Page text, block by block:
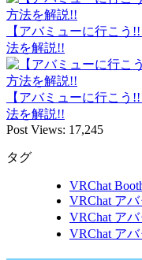
【アバミューに行こう
法を解説!!
【アバミューに行こう
法を解説!!
Post Views: 17,245
タグ
VRChat
VRChat ア
VRChat ア
VRChat ア